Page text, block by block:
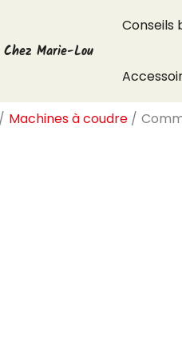
Chez Marie-Lou
Conseils
Machines à coudre